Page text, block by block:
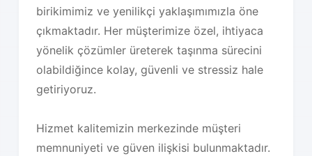
birikimimiz ve yenilikçi yaklaşımımızla öne
çıkmaktadır. Her müşterimize özel, ihtiyaca
yönelik çözümler üreterek taşınma sürecini
olabildiğince kolay, güvenli ve stressiz hale
getiriyoruz.
Hizmet kalitemizin merkezinde müşteri
memnuniyeti ve güven ilişkisi bulunmaktadır.